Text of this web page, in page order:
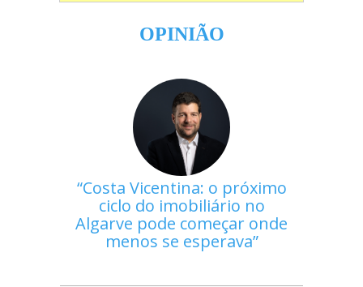
OPINIÃO
Costa Vicentina: o próximo
ciclo do imobiliário no
Algarve pode começar onde
menos se esperava